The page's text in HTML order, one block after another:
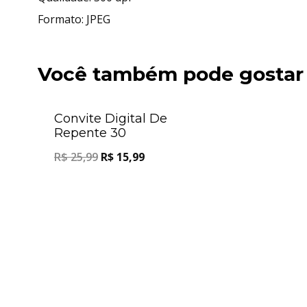
Formato: JPEG
Você também pode
Convite Digital De
Repente 30
R$25,99 R$ 15,99